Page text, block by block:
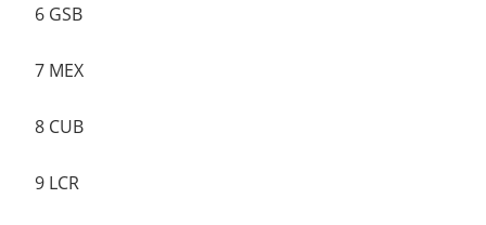
6 GSB
7 MEX
8 CUB
9 LCR